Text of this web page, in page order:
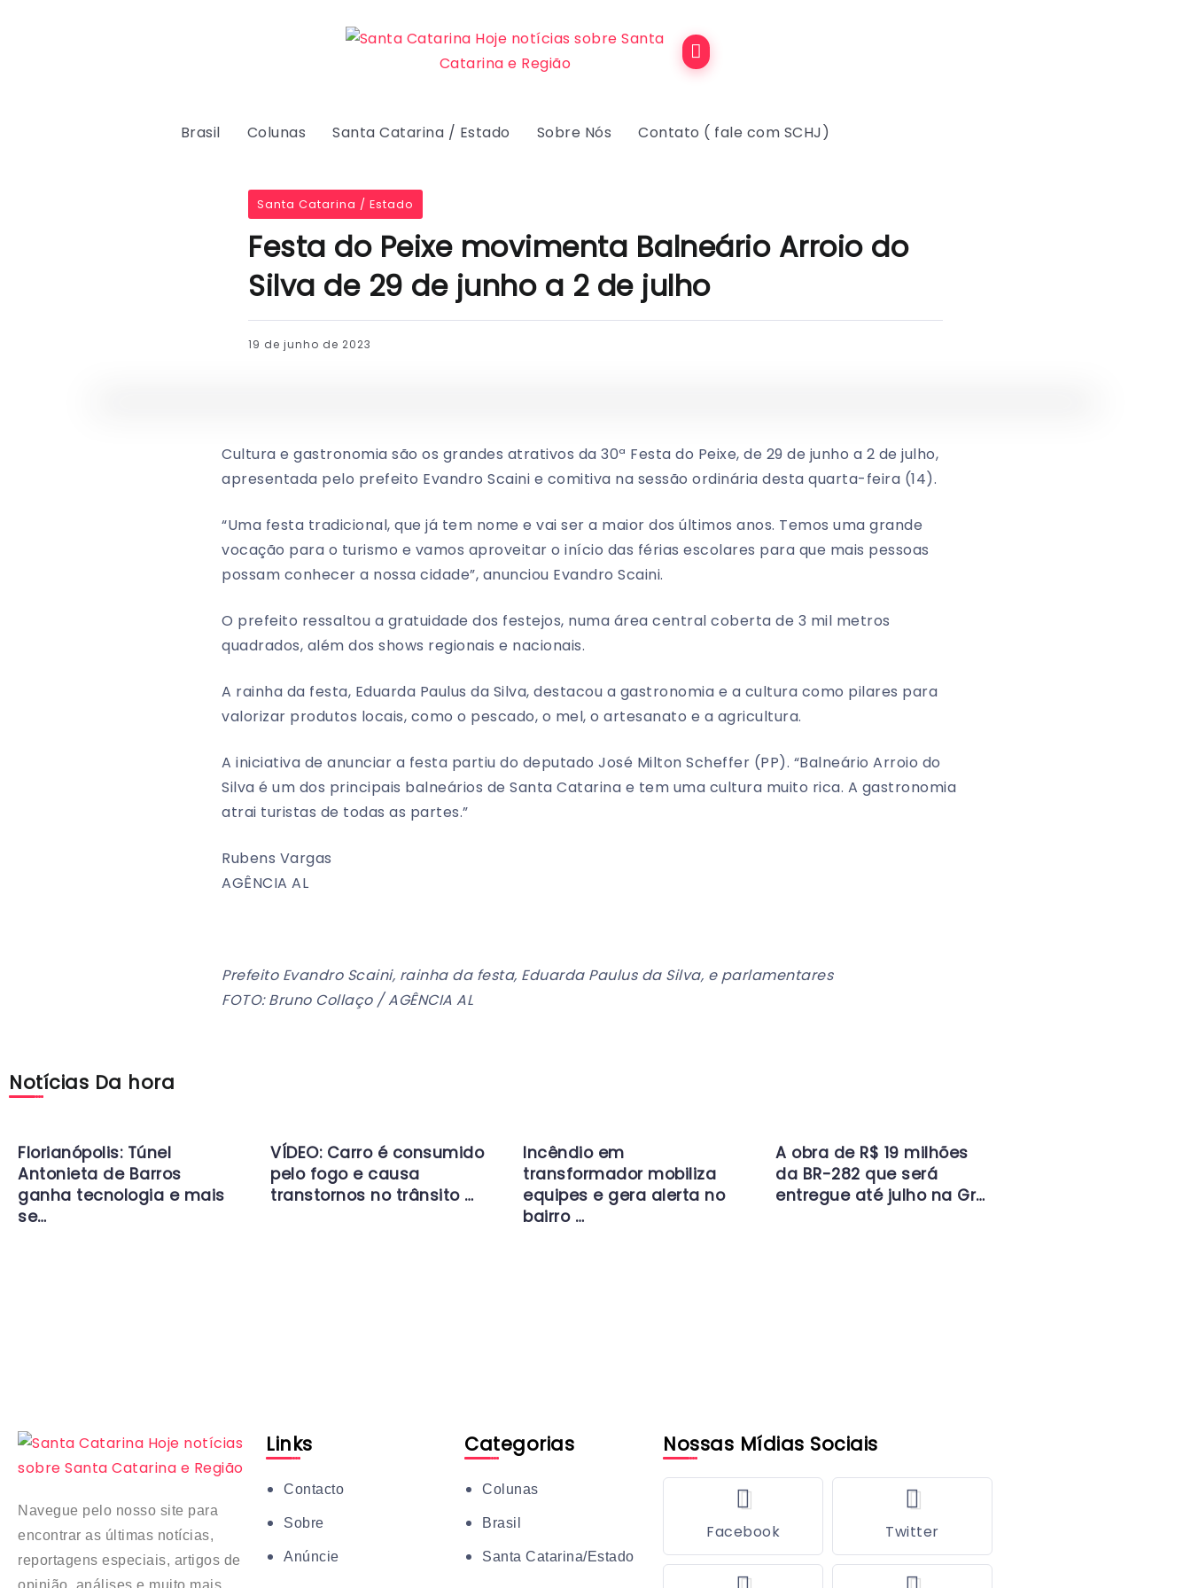
Brasil Colunas Santa Catarina / Estado Sobre Nós Contato ( fale com SCHJ)
Santa Catarina / Estado
Festa do Peixe movimenta Balneário Arroio do
Silva de 29 de junho a 2 de julho
19 de junho de 2023
Cultura e gastronomia são os grandes atrativos da 30ª Festa do Peixe, de 29 de junho a 2 de julho,
apresentada pelo prefeito Evandro Scaini e comitiva na sessão ordinária desta quarta-feira (14).
“Uma festa tradicional, que já tem nome e vai ser a maior dos últimos anos. Temos uma grande
vocação para o turismo e vamos aproveitar o início das férias escolares para que mais pessoas
possam conhecer a nossa cidade”, anunciou Evandro Scaini.
O prefeito ressaltou a gratuidade dos festejos, numa área central coberta de 3 mil metros
quadrados, além dos shows regionais e nacionais.
A rainha da festa, Eduarda Paulus da Silva, destacou a gastronomia e a cultura como pilares para
valorizar produtos locais, como o pescado, o mel, o artesanato e a agricultura.
A iniciativa de anunciar a festa partiu do deputado José Milton Scheffer (PP). “Balneário Arroio do
Silva é um dos principais balneários de Santa Catarina e tem uma cultura muito rica. A gastronomia
atrai turistas de todas as partes.”
Rubens Vargas
AGÊNCIA AL
Prefeito Evandro Scaini, rainha da festa, Eduarda Paulus da Silva, e parlamentares
FOTO: Bruno Collaço / AGÊNCIA AL
Notícias Da hora
Florianópolis: Túnel
Antonieta de Barros
ganha tecnologia e mais
se…
VÍDEO: Carro é consumido
pelo fogo e causa
transtornos no trânsito …
Incêndio em
transformador mobiliza
equipes e gera alerta no
bairro …
A obra de R$ 19 milhões
da BR-282 que será
entregue até julho na Gr…
Navegue pelo nosso site para
encontrar as últimas notícias,
reportagens especiais, artigos de
opinião, análises e muito mais.
Links
Contacto
Sobre
Anúncie
Categorias
Colunas
Brasil
Santa Catarina/Estado
Nossas Mídias Sociais
Facebook Twitter